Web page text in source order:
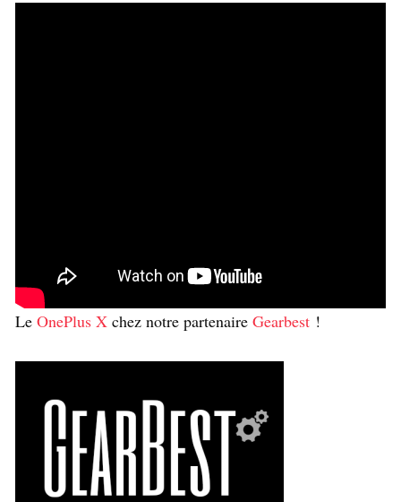
Le OnePlus X chez notre partenaire Gearbest !